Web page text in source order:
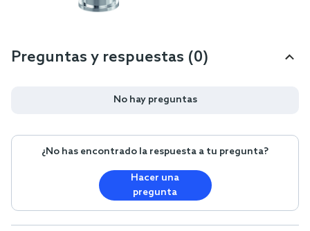
Preguntas y respuestas (0)
No hay preguntas
¿No has encontrado la respuesta a tu pregunta?
Hacer una
pregunta